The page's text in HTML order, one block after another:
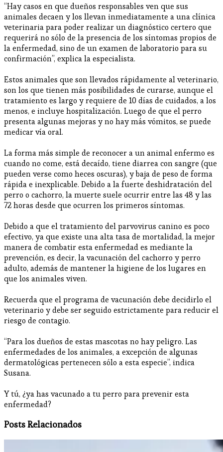
“Hay casos en que dueños responsables ven que sus
animales decaen y los llevan inmediatamente a una clínica
veterinaria para poder realizar un diagnóstico certero que
requerirá no sólo de la presencia de los síntomas propios de
la enfermedad, sino de un examen de laboratorio para su
confirmación”, explica la especialista.
Estos animales que son llevados rápidamente al veterinario,
son los que tienen más posibilidades de curarse, aunque el
tratamiento es largo y requiere de 10 días de cuidados, a los
menos, e incluye hospitalización. Luego de que el perro
presenta algunas mejoras y no hay más vómitos, se puede
medicar vía oral.
La forma más simple de reconocer a un animal enfermo es
cuando no come, está decaído, tiene diarrea con sangre (que
pueden verse como heces oscuras), y baja de peso de forma
rápida e inexplicable. Debido a la fuerte deshidratación del
perro o cachorro, la muerte suele ocurrir entre las 48 y las
72 horas desde que ocurren los primeros síntomas.
Debido a que el tratamiento del parvovirus canino es poco
efectivo, ya que existe una alta tasa de mortalidad, la mejor
manera de combatir esta enfermedad es mediante la
prevención, es decir, la vacunación del cachorro y perro
adulto, además de mantener la higiene de los lugares en
que los animales viven.
Recuerda que el programa de vacunación debe decidirlo el
veterinario y debe ser seguido estrictamente para reducir el
riesgo de contagio.
“Para los dueños de estas mascotas no hay peligro. Las
enfermedades de los animales, a excepción de algunas
dermatológicas pertenecen sólo a esta especie”, indica
Susana.
Y tú, ¿ya has vacunado a tu perro para prevenir esta
enfermedad?
Posts Relacionados